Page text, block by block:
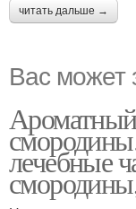
читать дальше →
Вас может
Ароматный
лечебные